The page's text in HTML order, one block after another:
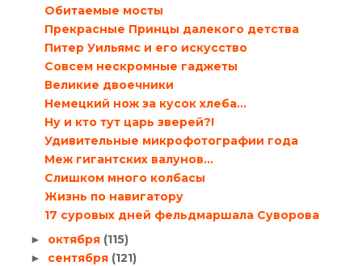
Обитаемые мосты
Прекрасные Принцы далекого детства
Питер Уильямс и его искусство
Совсем нескромные гаджеты
Великие двоечники
Немецкий нож за кусок хлеба…
Ну и кто тут царь зверей?!
Удивительные микрофотографии года
Меж гигантских валунов…
Слишком много колбасы
Жизнь по навигатору
17 суровых дней фельдмаршала Суворова
► октября (115)
► сентября (121)